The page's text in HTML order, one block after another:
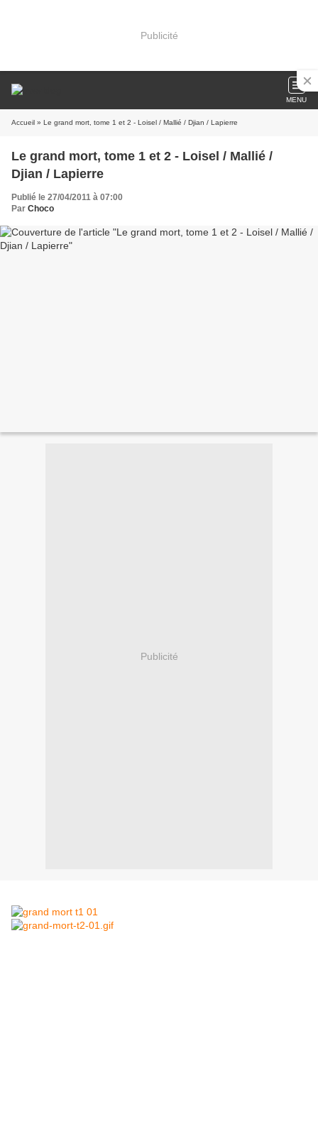
Publicité
MENU
Accueil » Le grand mort, tome 1 et 2 - Loisel / Mallié / Djian / Lapierre
Le grand mort, tome 1 et 2 - Loisel / Mallié /
Djian / Lapierre
Publié le 27/04/2011 à 07:00
Par Choco
Publicité